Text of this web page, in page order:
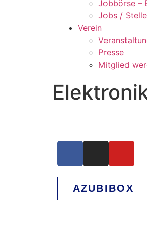
Jobbörse –
Jobs /
Verein
Presse
Mitglied
AZUBIBOX